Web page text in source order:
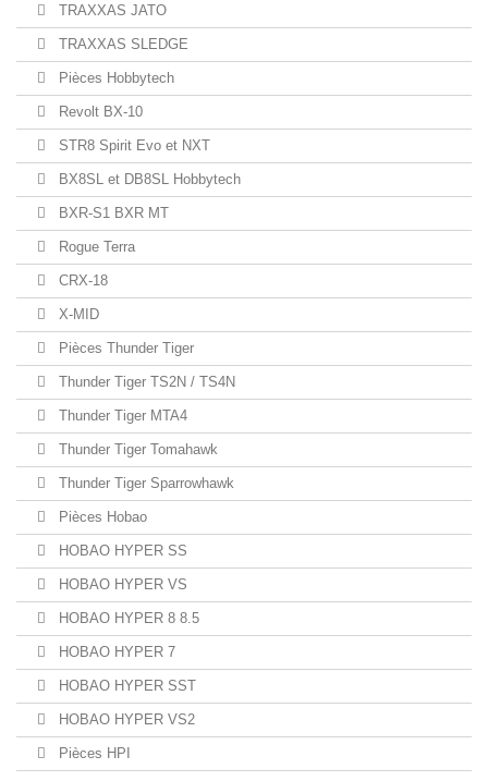
TRAXXAS JATO
TRAXXAS SLEDGE
Pièces Hobbytech
Revolt BX-10
STR8 Spirit Evo et NXT
BX8SL et DB8SL Hobbytech
BXR-S1 BXR MT
Rogue Terra
CRX-18
X-MID
Pièces Thunder Tiger
Thunder Tiger TS2N / TS4N
Thunder Tiger MTA4
Thunder Tiger Tomahawk
Thunder Tiger Sparrowhawk
Pièces Hobao
HOBAO HYPER SS
HOBAO HYPER VS
HOBAO HYPER 8 8.5
HOBAO HYPER 7
HOBAO HYPER SST
HOBAO HYPER VS2
Pièces HPI